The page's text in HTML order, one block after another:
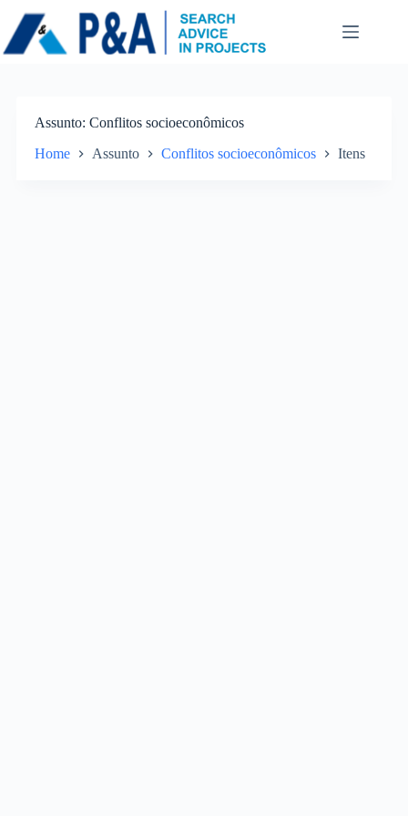
para
conteúdo
Assunto Conflitos socioeconômicos
Home Assunto Conflitos socioeconômicos Itens